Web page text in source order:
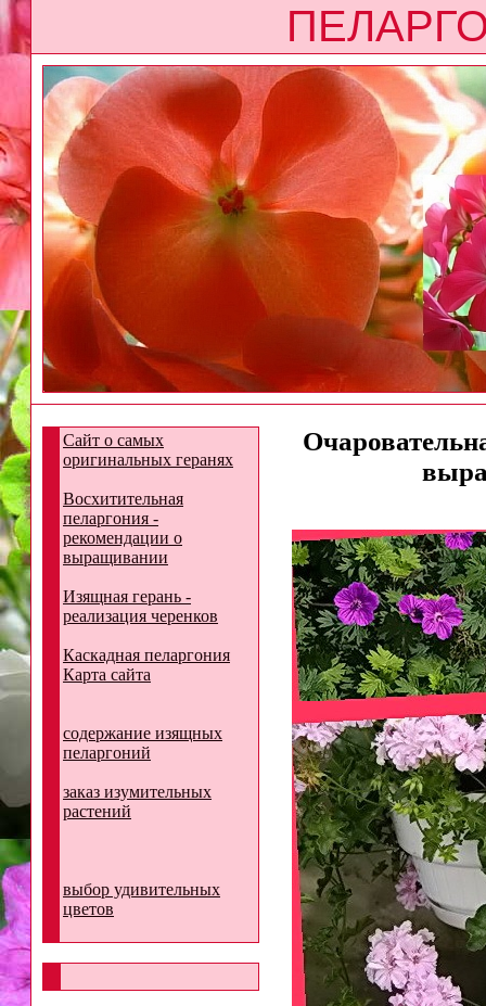
Сайт о самых
оригинальных геранях
Восхитительная
пеларгония -
рекомендации о
выращивании
Изящная герань -
реализация черенков
Каскадная пеларгония
Карта сайта
содержание изящных
пеларгоний
заказ изумительных
растений
выбор удивительных
цветов